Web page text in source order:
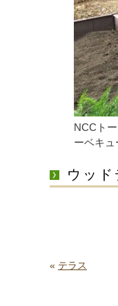
NCCト
ーベキュ
ウッド
« テラス